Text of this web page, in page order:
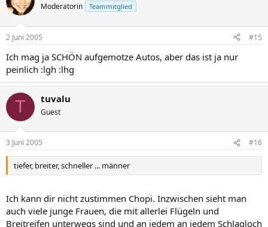
Moderatorin Teammitglied
2 Juni 2005 #15
Ich mag ja SCHÖN aufgemotze Autos, aber das ist ja nur
peinlich :lgh :lhg
T tuvalu
Guest
3 Juni 2005 #16
tiefer, breiter, schneller ... männer
Ich kann dir nicht zustimmen Chopi. Inzwischen sieht man
auch viele junge Frauen, die mit allerlei Flügeln und
Breitreifen unterwegs sind und an jedem an jedem Schlagloch